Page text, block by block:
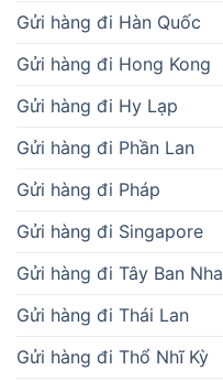
Gửi hàng đi Hàn Quốc
Gửi hàng đi Hong Kong
Gửi hàng đi Hy Lạp
Gửi hàng đi Phần Lan
Gửi hàng đi Pháp
Gửi hàng đi Singapore
Gửi hàng đi Tây Ban Nha
Gửi hàng đi Thái Lan
Gửi hàng đi Thổ Nhĩ Kỳ